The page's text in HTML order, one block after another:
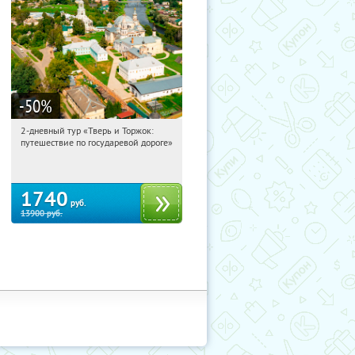
-50%
03:57:10 Купили:
2-дневный тур «Тверь и Торжок:
путешествие по государевой дороге»
1740 руб.
13900руб.